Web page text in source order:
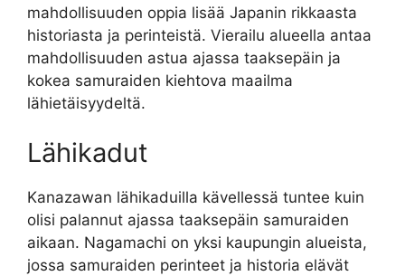
mahdollisuuden oppia lisää Japanin rikkaasta
historiasta ja perinteistä. Vierailu alueella antaa
mahdollisuuden astua ajassa taaksepäin ja
kokea samuraiden kiehtova maailma
lähietäisyydeltä.
Lähikadut
Kanazawan lähikaduilla kävellessä tuntee kuin
olisi palannut ajassa taaksepäin samuraiden
aikaan. Nagamachi on yksi kaupungin alueista,
jossa samuraiden perinteet ja historia elävät